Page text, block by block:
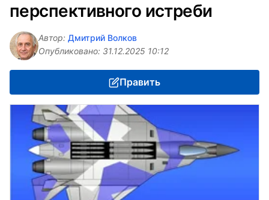
перспективного истреби
Автор: Дмитрий Волков
Опубликовано: 31.12.2025 10:12
Править